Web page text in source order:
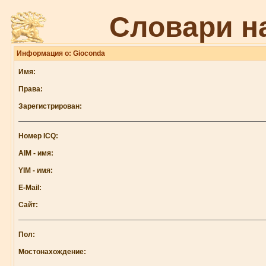
Словари
Информация о: Gioconda
Имя:
Права:
Зарегистрирован:
Номер ICQ:
AIM - имя:
YIM - имя:
E-Mail:
Сайт:
Пол:
Мостонахождение: